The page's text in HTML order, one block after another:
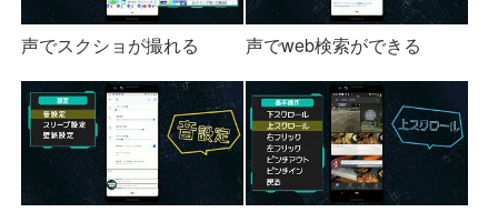
声でスクショが撮れる 声でweb検索ができる